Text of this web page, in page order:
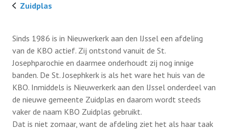
Privacy protocol
Contact
Zuidplas
Sinds 1986 is in Nieuwerkerk aan den IJssel een afdeling
van de KBO actief. Zij ontstond vanuit de St.
Josephparochie en daarmee onderhoudt zij nog innige
banden. De St. Josephkerk is als het ware het huis van de
KBO. Inmiddels is Nieuwerkerk aan den IJssel onderdeel van
de nieuwe gemeente Zuidplas en daarom wordt steeds
vaker de naam KBO Zuidplas gebruikt.
Dat is niet zomaar, want de afdeling ziet het als haar taak